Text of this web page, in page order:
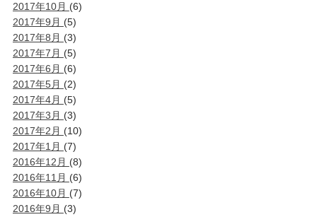
2017年10月 (6)
2017年9月 (5)
2017年8月 (3)
2017年7月 (5)
2017年6月 (6)
2017年5月 (2)
2017年4月 (5)
2017年3月 (3)
2017年2月 (10)
2017年1月 (7)
2016年12月 (8)
2016年11月 (6)
2016年10月 (7)
2016年9月 (3)